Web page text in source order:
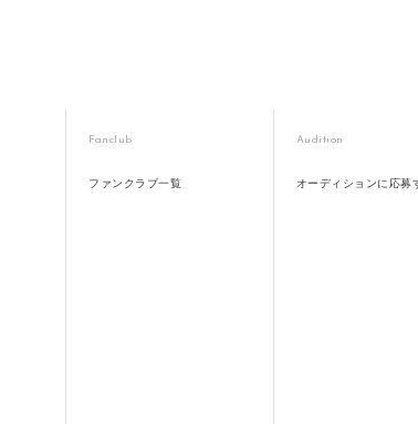
Fanclub
ファンクラブ一覧
Audition
オーディションに応募